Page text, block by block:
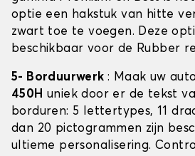
optie een hakstuk van hitte
zwart toe te voegen. Deze
beschikbaar voor de Rubber
5- Borduurwerk : Maak uw
450H uniek door er de tekst
borduren: 5 lettertypes, 11
dan 20 pictogrammen zijn
ultieme personalisering.